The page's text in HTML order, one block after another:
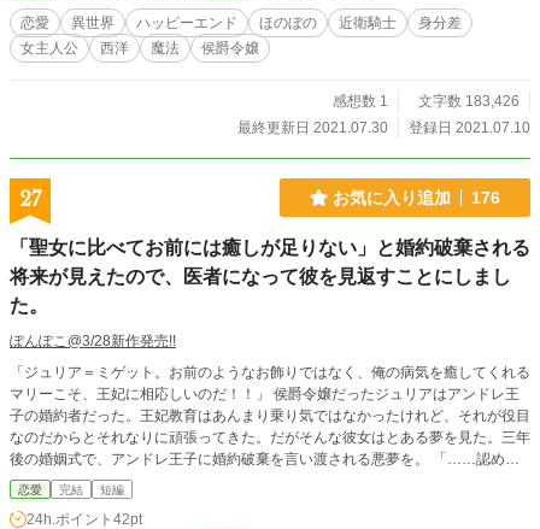
恋愛 異世界 ハッピーエンド ほのぼの 近衛騎士
身分差
女主人公
西洋 魔法 侯爵令嬢
感想数 1
文字数 183,426
最終更新日 2021.07.30
登録日 2021.07.10
27 お気に入り追加 176
「聖女に比べてお前には癒しが足りない」と婚約破棄される
将来が見えたので、医者になって彼を見返すことにしまし
た。
ぽんぽこ@3/28新作発売!!
「ジュリア＝ミゲット。お前のようなお飾りではなく、俺の病気を癒してくれる
マリーこそ、王妃に相応しいのだ！！」 侯爵令嬢だったジュリアはアンドレ王
子の婚約者だった。王妃教育はあんまり乗り気ではなかったけれど、それが役目
なのだからとそれなりに頑張ってきた。だがそんな彼女はとある夢を見た。三年
後の婚姻式で、アンドレ王子に婚約破棄を言い渡される悪夢を。 「……認めま
せんわ。あんな未来は絶対にお断り致します」 そんな夢を回避するため、ジュ
リアは行動を開始する。
恋愛 完結 短編
24h.ポイント 42pt